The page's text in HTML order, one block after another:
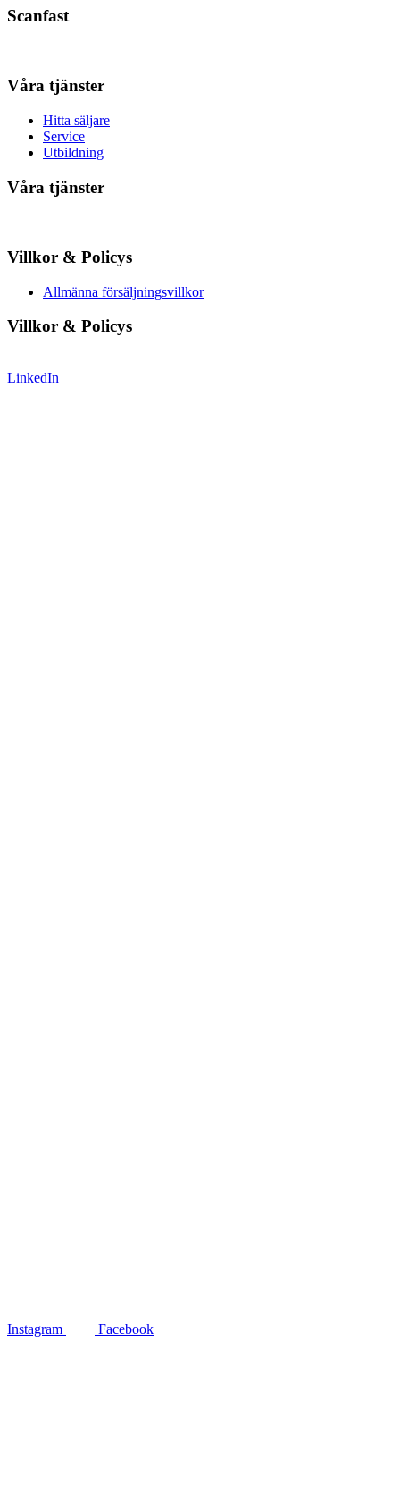
Scanfast
Våra tjänster
Hitta säljare
Service
Utbildning
Våra tjänster
Villkor & Policys
Allmänna försäljningsvillkor
Villkor & Policys
LinkedIn
Instagram Facebook